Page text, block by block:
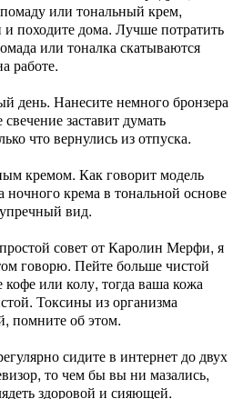
или тональный крем,
и походите дома. Лучше потратить
или тоналка скатываются
работе.
день. Нанесите немного бронзера
заставит думать
что вернулись из отпуска.
кремом. Как говорит модель
крема в тональной основе
вид.
совет от Каролин Мерфи, я
говорю. Пейте больше чистой
или колу, тогда ваша кожа
Токсины из организма
помните об этом.
сидите в интернет до двух
то чем бы вы ни мазались,
здоровой и сияющей.